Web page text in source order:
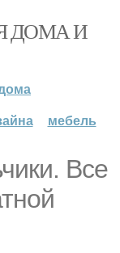
ДОМА И
мебель
Все